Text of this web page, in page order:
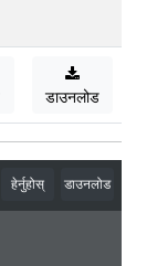
डाउनलोड